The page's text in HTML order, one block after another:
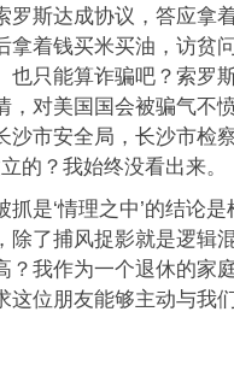
罗斯达成协议，答应拿
拿着钱买米买油，访贫
也只能算诈骗吧？索罗
，对美国国会被骗气不
市安全局，长沙市检
的？我始终没看出来。
是‘情理之中’的结论
除了捕风捉影就是逻辑
？我作为一个退休的家
这位朋友能够主动与我